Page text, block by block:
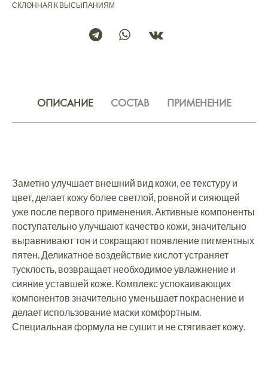
СКЛОННАЯ К ВЫСЫПАНИЯМ
ОПИСАНИЕ СОСТАВ ПРИМЕНЕНИЕ
Заметно улучшает внешний вид кожи, ее текстуру и
цвет, делает кожу более светлой, ровной и сияющей
уже после первого применения. Активные компоненты
поступательно улучшают качество кожи, значительно
выравнивают тон и сокращают появление пигментных
пятен. Деликатное воздействие кислот устраняет
тусклость, возвращает необходимое увлажнение и
сияние уставшей коже. Комплекс успокаивающих
компонентов значительно уменьшает покраснение и
делает использование маски комфортным.
Специальная формула не сушит и не стягивает кожу.